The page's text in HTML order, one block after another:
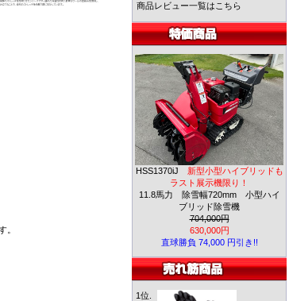
。
商品レビュー一覧はこちら
HSS1370iJ
新型小型ハイブリッドも
ラスト展示機限り！
11.8馬力 除雪幅720mm 小型ハイ
ブリッド除雪機
704,000円
630,000円
直球勝負 74,000 円引き!!
1位.